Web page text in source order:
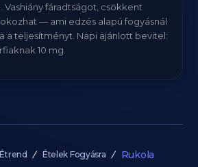
Vashiány fáradtságot, csökkent
— ami edzés alapú fogyásnál
a teljesítményt. Napi ajánlott bevitel:
10 mg.
Ételek Fogyásra Rukola